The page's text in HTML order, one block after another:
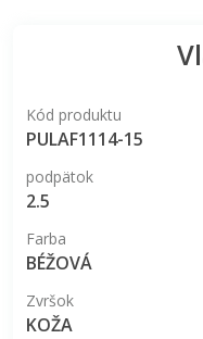
Kód produktu
PULAF1114-15
podpätok
2.5
Farba
BÉŽOVÁ
Zvršok
KOŽA